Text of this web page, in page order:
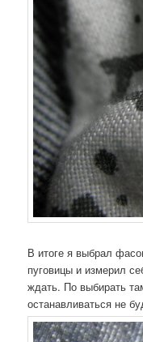
В итоге я выбрал
пуговицы и измерил
ждать. По выбирать
останавливаться не